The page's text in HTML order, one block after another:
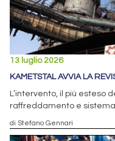
13 luglio 2026
KAMETSTAL AVVIA LA
L’intervento, il più esteso
raffreddamento e
di Stefano Gennari